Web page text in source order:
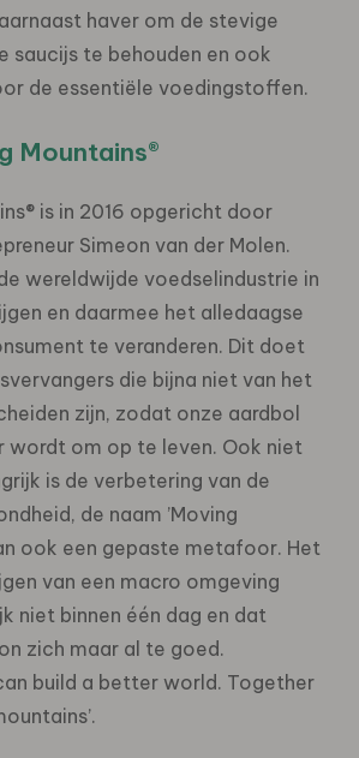
haver om de stevige
saucijs te behouden en ook
de essentiële voedingstoffen.
Mountains®
is in 2016 opgericht door
Simeon van der Molen.
wereldwijde voedselindustrie in
en daarmee het alledaagse
te veranderen. Dit doet
die bijna niet van het
zijn, zodat onze aardbol
wordt om op te leven. Ook niet
is de verbetering van de
de naam ’Moving
ook een gepaste metafoor. Het
van een macro omgeving
niet binnen één dag en dat
zich maar al te goed.
build a better world. Together